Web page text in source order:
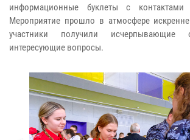
информационные буклеты с
Мероприятие прошло в атмосфере
участники получили
интересующие вопросы.